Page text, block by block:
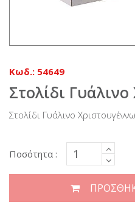
Κωδ.: 54649
Στολίδι
Στολίδι Γυάλινο
Ποσότητα :